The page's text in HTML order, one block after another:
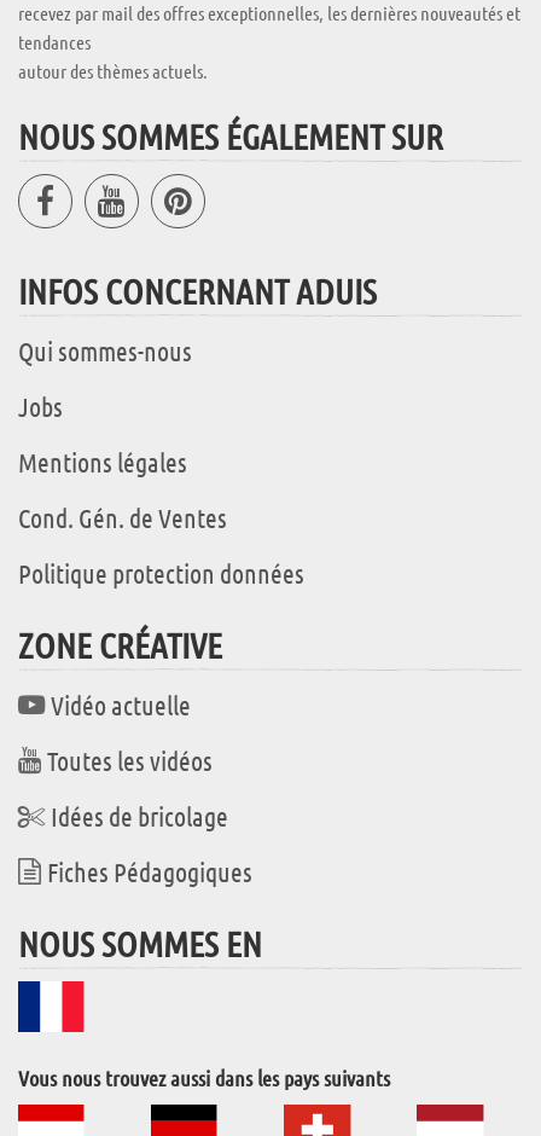
recevez par mail des offres exceptionnelles, les dernières nouveautés et
tendances
autour des thèmes actuels.
NOUS SOMMES ÉGALEMENT SUR
INFOS CONCERNANT ADUIS
Qui sommes-nous
Jobs
Mentions légales
Cond. Gén. de Ventes
Politique protection données
ZONE CRÉATIVE
Vidéo actuelle
Toutes les vidéos
Idées de bricolage
Fiches Pédagogiques
NOUS SOMMES EN
Vous nous trouvez aussi dans les pays suivants